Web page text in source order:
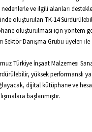
ve ilgili alanları
oluşturulan TK-14
oluşturulması için yöntem
Danışma Grubu üyeleri ile
Türkiye İnşaat Malzemesi
yüksek performanslı
dijital kütüphane ve
başlanmıştır.